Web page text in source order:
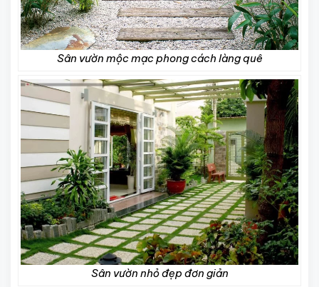
Sân vườn mộc mạc phong cách làng quê
Sân vườn nhỏ đẹp đơn giản